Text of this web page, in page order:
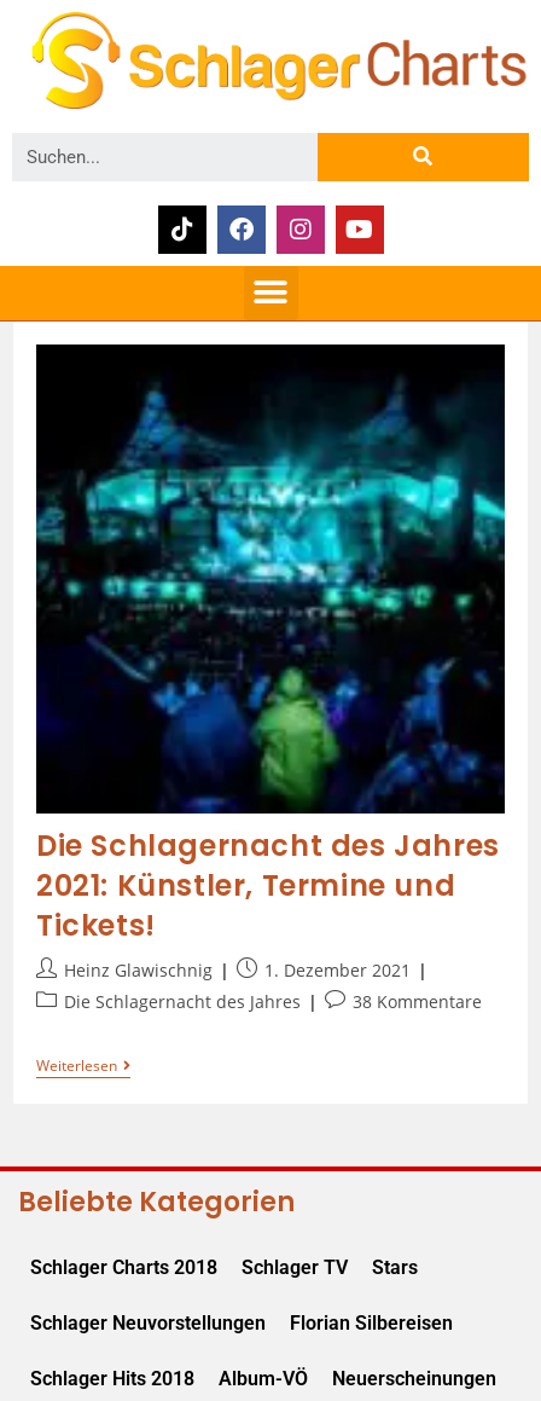
Die Schlagernacht des Jahres
2021: Künstler, Termine und
Tickets!
Heinz Glawischnig
1. Dezember 2021
Die Schlagernacht des Jahres
38 Kommentare
Weiterlesen
Beliebte Kategorien
Schlager Charts 2018 Schlager TV Stars
Schlager Neuvorstellungen Florian Silbereisen
Schlager Hits 2018 Album-VÖ Neuerscheinungen